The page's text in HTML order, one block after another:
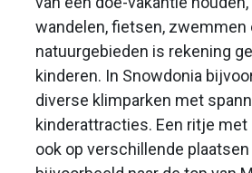
wandelen, fietsen, zwemmen
natuurgebieden is rekening
kinderen. In Snowdonia
diverse klimparken met
kinderattracties. Een ritje
ook op verschillende